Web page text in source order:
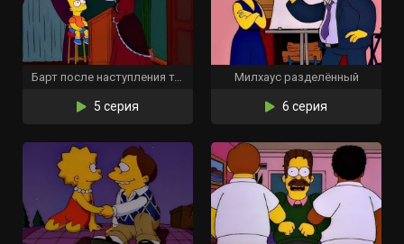
Барт после наступления темноты
5 серия
Милхаус разделённый
6 серия